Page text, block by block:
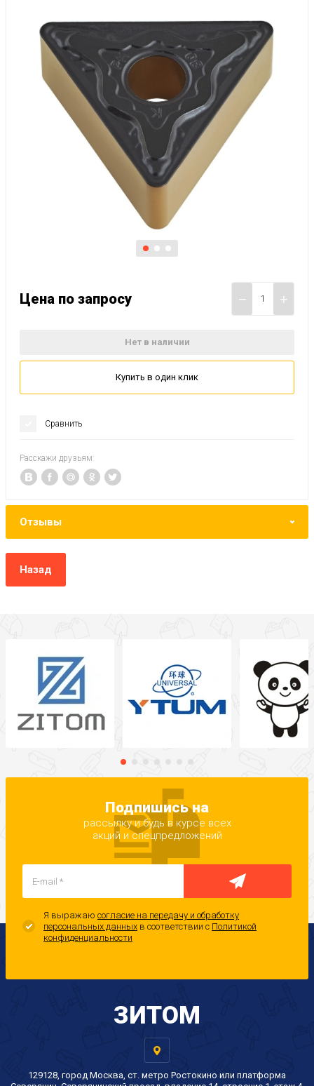
Цена по запросу − +
Нет в наличии
Купить в один клик
Сравнить
Расскажи друзьям:
Отзывы
Назад
Подпишись на
рассылку и будь в курсе всех
акций и спецпредложений
Я выражаю согласие на передачу и обработку
персональных данных в соответствии с Политикой
конфиденциальности
ЗИТОМ
129128, город Москва, ст. метро Ростокино или платформа